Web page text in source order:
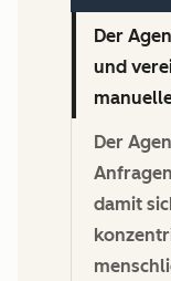
Der
und
Der
damit